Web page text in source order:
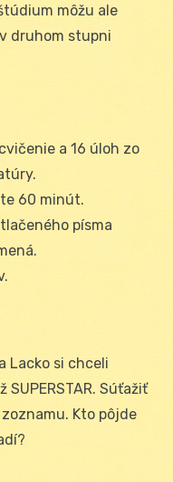
môžu ale
druhom stupni
a 16 úloh zo
60 minút.
písma
Lacko si chceli
Súťažiť
Kto pôjde